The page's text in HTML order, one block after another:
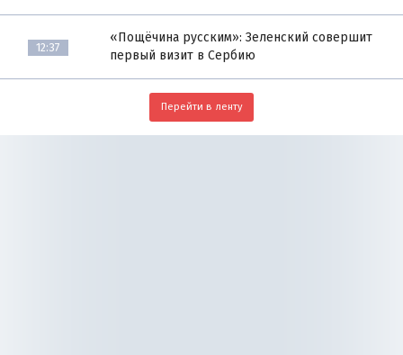
12:37
«Пощёчина русским»: Зеленский совершит
первый визит в Сербию
Перейти в ленту